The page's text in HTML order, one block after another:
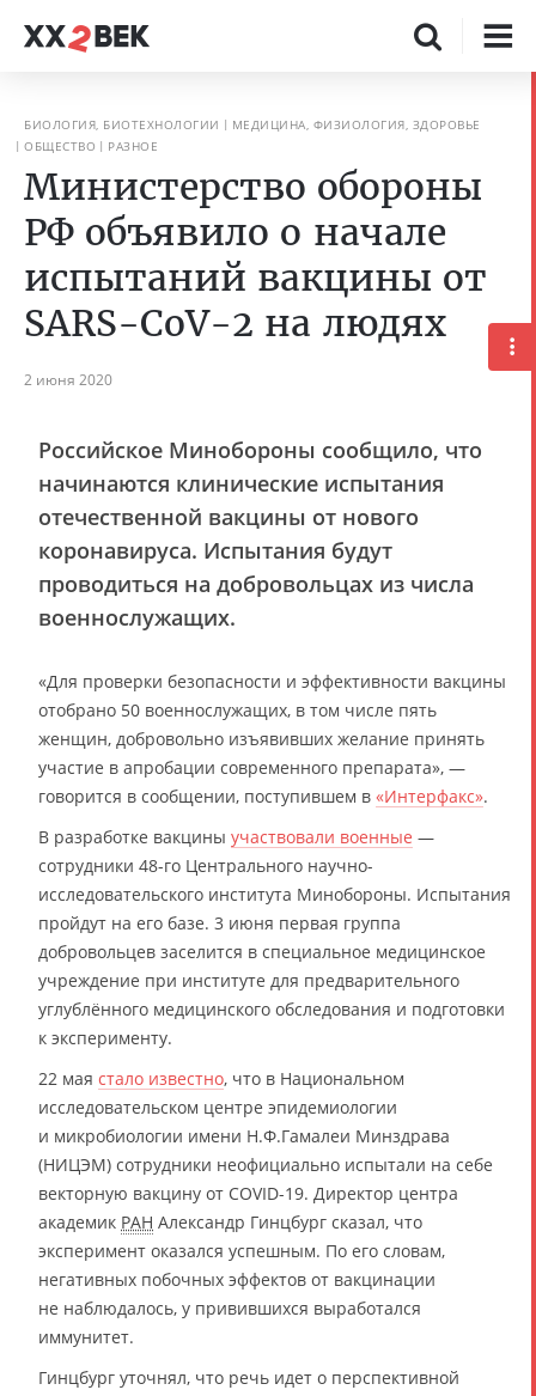
БИОЛОГИЯ, БИОТЕХНОЛОГИИ
МЕДИЦИНА, ФИЗИОЛОГИЯ, ЗДОРОВЬЕ
ОБЩЕСТВО
РАЗНОЕ
Министерство обороны
РФ объявило о начале
испытаний вакцины от
SARS-CoV-2 на людях
2 июня 2020
Российское Минобороны сообщило, что
начинаются клинические испытания
отечественной вакцины от нового
коронавируса. Испытания будут
проводиться на добровольцах из числа
военнослужащих.
«Для проверки безопасности и эффективности вакцины
отобрано 50 военнослужащих, в том числе пять
женщин, добровольно изъявивших желание принять
участие в апробации современного препарата», —
говорится в сообщении, поступившем в «Интерфакс».
В разработке вакцины участвовали военные —
сотрудники 48-го Центрального научно-
исследовательского института Минобороны. Испытания
пройдут на его базе. 3 июня первая группа
добровольцев заселится в специальное медицинское
учреждение при институте для предварительного
углублённого медицинского обследования и подготовки
к эксперименту.
22 мая стало известно, что в Национальном
исследовательском центре эпидемиологии
и микробиологии имени Н.Ф.Гамалеи Минздрава
(НИЦЭМ) сотрудники неофициально испытали на себе
векторную вакцину от COVID-19. Директор центра
академик РАН Александр Гинцбург сказал, что
эксперимент оказался успешным. По его словам,
негативных побочных эффектов от вакцинации
не наблюдалось, у привившихся выработался
иммунитет.
Гинцбург уточнял, что речь идет о перспективной